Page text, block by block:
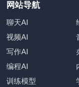
网站导航
聊天AI
视频AI
写作AI
编程AI
训练模型